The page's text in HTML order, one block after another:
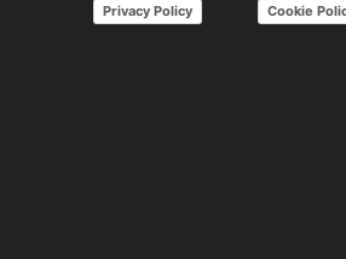
Privacy Policy Cookie